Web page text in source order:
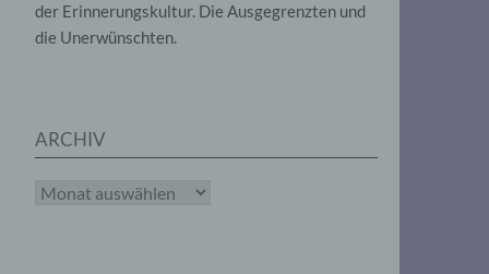
der Erinnerungskultur. Die Ausgegrenzten und
die Unerwünschten.
ARCHIV
Archiv